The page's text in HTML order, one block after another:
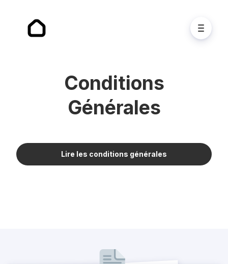
Conditions
Générales
Lire les conditions générales